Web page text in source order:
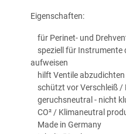
Eigenschaften:
für Perinet- und
speziell für Instrumente
aufweisen
hilft Ventile abzudichten
schützt vor Verschleiß /
geruchsneutral - nicht
CO² / Klimaneutral
Made in Germany